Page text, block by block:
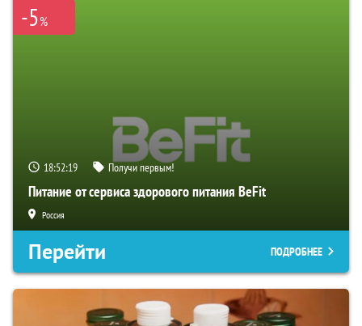
-5%
18:52:18 Получи первым!
Питание от сервиса здорового питания BeFit
Россия
Перейти ПОДРОБНЕЕ